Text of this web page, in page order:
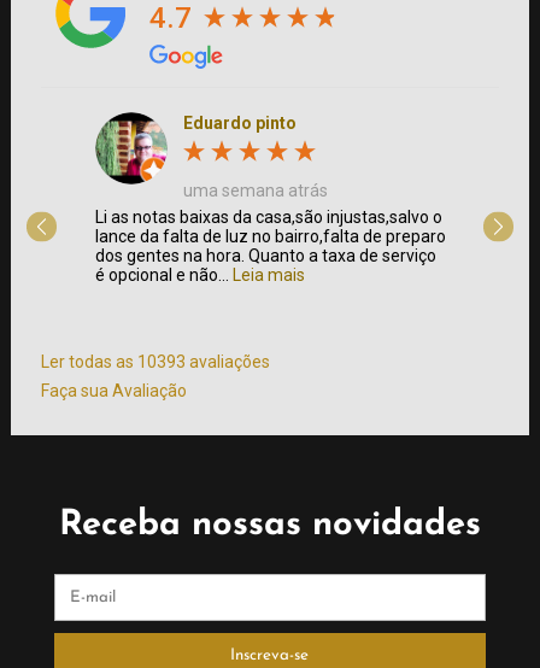
4.7
Eduardo pinto
uma semana atrás
Li as notas baixas da casa,são injustas,salvo o
lance da falta de luz no bairro,falta de preparo
dos gentes na hora. Quanto a taxa de serviço
é opcional e não... Leia mais
Fui à
foi
Ler todas as 10393 avaliações
Faça sua Avaliação
Receba nossas novidades